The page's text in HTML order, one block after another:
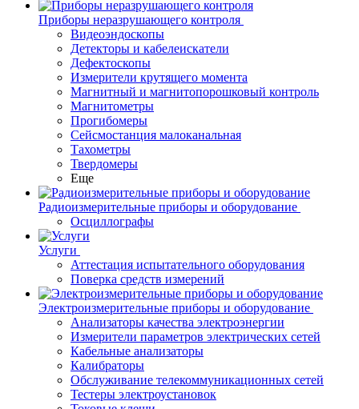
Приборы неразрушающего контроля
Видеоэндоскопы
Детекторы и кабелеискатели
Дефектоскопы
Измерители крутящего момента
Магнитный и магнитопорошковый контроль
Магнитометры
Прогибомеры
Сейсмостанция малоканальная
Тахометры
Твердомеры
Еще
Радиоизмерительные приборы и оборудование
Осциллографы
Услуги
Аттестация испытательного оборудования
Поверка средств измерений
Электроизмерительные приборы и оборудование
Анализаторы качества электроэнергии
Измерители параметров электрических сетей
Кабельные анализаторы
Калибраторы
Обслуживание телекоммуникационных сетей
Тестеры электроустановок